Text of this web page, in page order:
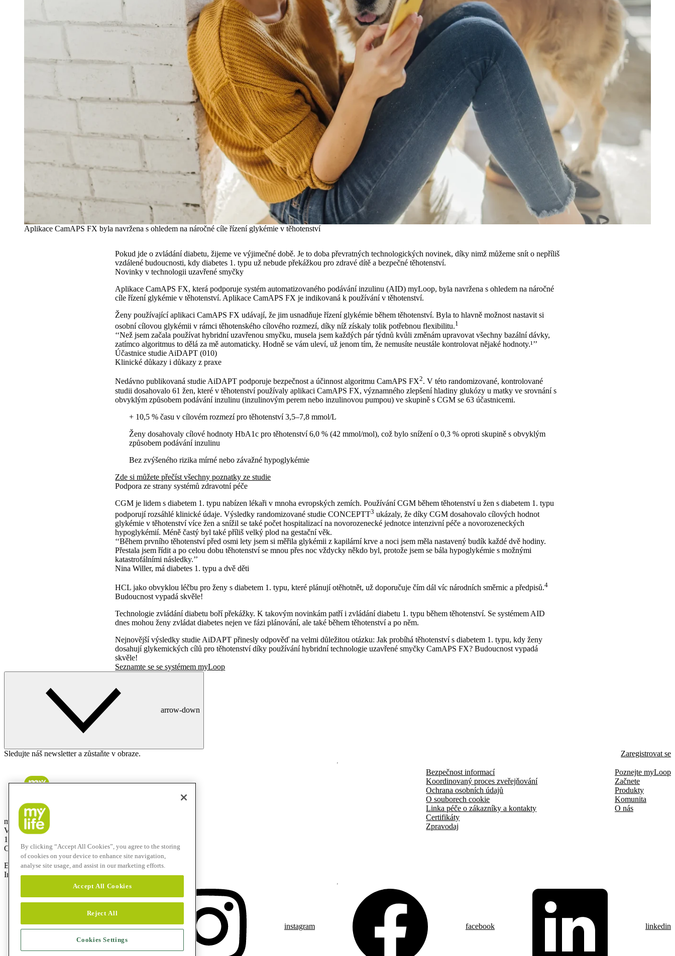
Aplikace CamAPS FX byla navržena s ohledem na náročné cíle řízení glykémie v těhotenství
Pokud jde o zvládání diabetu, žijeme ve výjimečné době. Je to doba převratných technologických novinek, díky nimž můžeme snít o nepříliš
vzdálené budoucnosti, kdy diabetes 1. typu už nebude překážkou pro zdravé dítě a bezpečné těhotenství.
Novinky v technologii uzavřené smyčky
Aplikace CamAPS FX, která podporuje systém automatizovaného podávání inzulinu (AID) myLoop, byla navržena s ohledem na náročné
cíle řízení glykémie v těhotenství. Aplikace CamAPS FX je indikovaná k používání v těhotenství.
Ženy používající aplikaci CamAPS FX udávají, že jim usnadňuje řízení glykémie během těhotenství. Byla to hlavně možnost nastavit si
osobní cílovou glykémii v rámci těhotenského cílového rozmezí, díky níž získaly tolik potřebnou flexibilitu.1
‘‘Než jsem začala používat hybridní uzavřenou smyčku, musela jsem každých pár týdnů kvůli změnám upravovat všechny bazální dávky,
zatímco algoritmus to dělá za mě automaticky. Hodně se vám uleví, už jenom tím, že nemusíte neustále kontrolovat nějaké hodnoty.¹’’
Účastnice studie AiDAPT (010)
Klinické důkazy i důkazy z praxe
Nedávno publikovaná studie AiDAPT podporuje bezpečnost a účinnost algoritmu CamAPS FX2. V této randomizované, kontrolované
studii dosahovalo 61 žen, které v těhotenství používaly aplikaci CamAPS FX, významného zlepšení hladiny glukózy u matky ve srovnání s
obvyklým způsobem podávání inzulinu (inzulinovým perem nebo inzulinovou pumpou) ve skupině s CGM se 63 účastnicemi.
+ 10,5 % času v cílovém rozmezí pro těhotenství 3,5–7,8 mmol/L
Ženy dosahovaly cílové hodnoty HbA1c pro těhotenství 6,0 % (42 mmol/mol), což bylo snížení o 0,3 % oproti skupině s obvyklým
způsobem podávání inzulinu
Bez zvýšeného rizika mírné nebo závažné hypoglykémie
Zde si můžete přečíst všechny poznatky ze studie
Podpora ze strany systémů zdravotní péče
CGM je lidem s diabetem 1. typu nabízen lékaři v mnoha evropských zemích. Používání CGM během těhotenství u žen s diabetem 1. typu
podporují rozsáhlé klinické údaje. Výsledky randomizované studie CONCEPTT3 ukázaly, že díky CGM dosahovalo cílových hodnot
glykémie v těhotenství více žen a snížil se také počet hospitalizací na novorozenecké jednotce intenzivní péče a novorozeneckých
hypoglykémií. Méně častý byl také příliš velký plod na gestační věk.
‘‘Během prvního těhotenství před osmi lety jsem si měřila glykémii z kapilární krve a noci jsem měla nastavený budík každé dvě hodiny.
Přestala jsem řídit a po celou dobu těhotenství se mnou přes noc vždycky někdo byl, protože jsem se bála hypoglykémie s možnými
katastrofálními následky.’’
Nina Willer, má diabetes 1. typu a dvě děti
HCL jako obvyklou léčbu pro ženy s diabetem 1. typu, které plánují otěhotnět, už doporučuje čím dál víc národních směrnic a předpisů.4
Budoucnost vypadá skvěle!
Technologie zvládání diabetu boří překážky. K takovým novinkám patří i zvládání diabetu 1. typu během těhotenství. Se systémem AID
dnes mohou ženy zvládat diabetes nejen ve fázi plánování, ale také během těhotenství a po něm.
Nejnovější výsledky studie AiDAPT přinesly odpověď na velmi důležitou otázku: Jak probíhá těhotenství s diabetem 1. typu, kdy ženy
dosahují glykemických cílů pro těhotenství díky používání hybridní technologie uzavřené smyčky CamAPS FX? Budoucnost vypadá
skvěle!
Seznamte se se systémem myLoop
arrow-down
Sledujte náš newsletter a zůstaňte v obraze. Zaregistrovat se
mylife Diabetes Care s.r.o.
Vinohradská 1597/174
130 00 Praha 3
Czech Republic
E-Mail:info@mylife-diabetescare.cz
Infolinka:800 140 440
Bezpečnost informací
Koordinovaný proces zveřejňování
Ochrana osobních údajů
O souborech cookie
Linka péče o zákazníky a kontakty
Certifikáty
Zpravodaj
Poznejte myLoop
Začnete
Produkty
Komunita
O nás
instagram facebook linkedin
By clicking “Accept All Cookies”, you agree to the storing
of cookies on your device to enhance site navigation,
analyse site usage, and assist in our marketing efforts.
Accept All Cookies
Reject All
Cookies Settings